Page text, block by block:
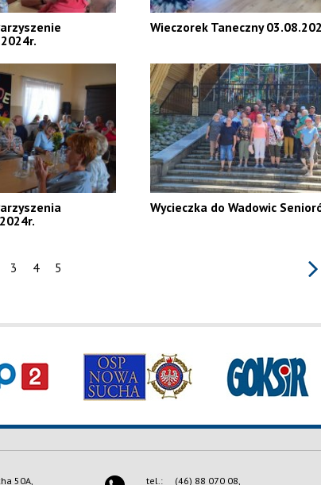
Wieczorek Taneczny
Wycieczka do Wadowic
3 4 5
50A, tel.: (46) 88 070 08,